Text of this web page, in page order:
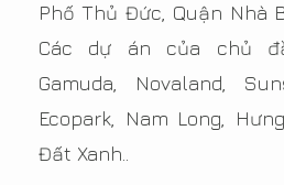
Phố Thủ Đức, Quận Nhà
Các dự án của chủ
Gamuda, Novaland,
Ecopark, Nam Long,
Đất Xanh..